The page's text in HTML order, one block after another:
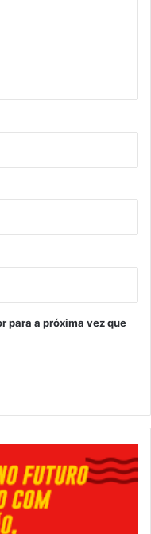
para a próxima vez que